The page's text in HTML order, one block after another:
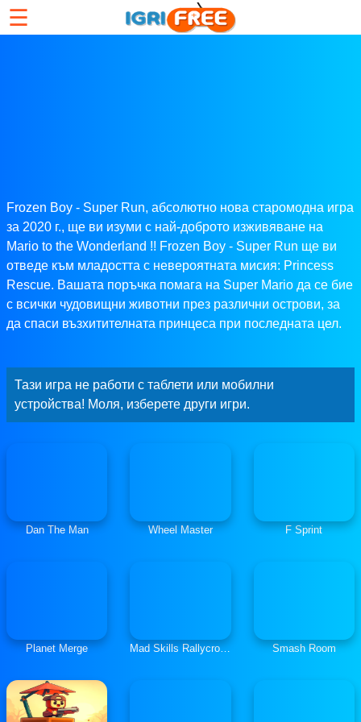
☰
Frozen Boy - Super Run, абсолютно нова старомодна игра
за 2020 г., ще ви изуми с най-доброто изживяване на
Mario to the Wonderland !! Frozen Boy - Super Run ще ви
отведе към младостта с невероятната мисия: Princess
Rescue. Вашата поръчка помага на Super Mario да се бие
с всички чудовищни животни през различни острови, за
да спаси възхитителната принцеса при последната цел.
Тази игра не работи с таблети или мобилни
устройства! Моля, изберете други игри.
Dan The Man Wheel Master F Sprint
Planet Merge Mad Skills Rallycross Smash Room